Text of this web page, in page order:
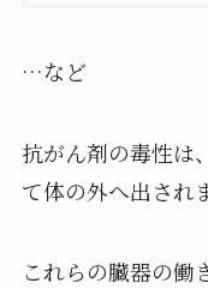
…など
抗がん剤の毒性は、
て体の外へ出され
これらの臓器の働